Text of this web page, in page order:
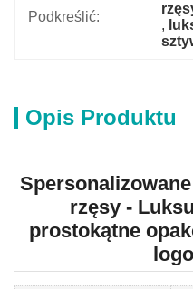
Podkreślić:
,
Opis Produktu
rzęsy -
prostokątne